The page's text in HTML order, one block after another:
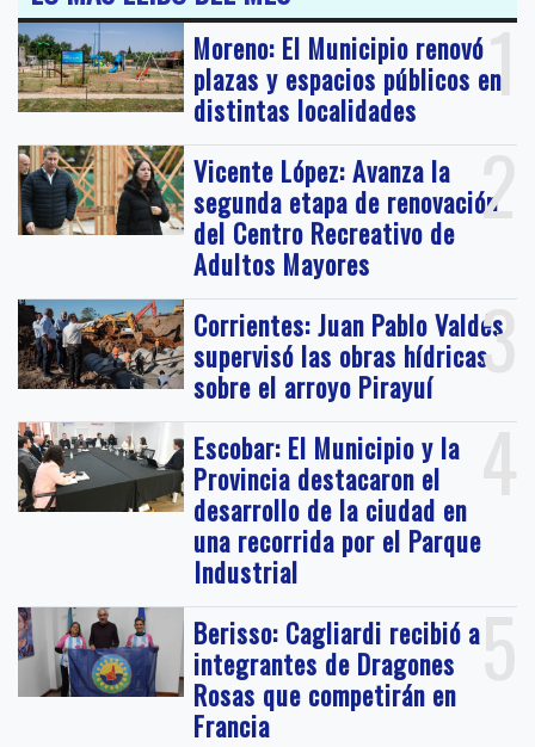
1
Moreno: El Municipio renovó
plazas y espacios públicos en
distintas localidades
2
Vicente López: Avanza la
segunda etapa de renovación
del Centro Recreativo de
Adultos Mayores
3
Corrientes: Juan Pablo Valdés
supervisó las obras hídricas
sobre el arroyo Pirayuí
4
Escobar: El Municipio y la
Provincia destacaron el
desarrollo de la ciudad en
una recorrida por el Parque
Industrial
5
Berisso: Cagliardi recibió a
integrantes de Dragones
Rosas que competirán en
Francia